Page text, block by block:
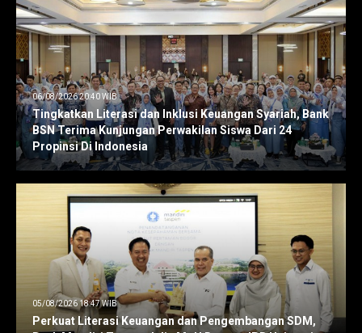
06/08/2026 20:40 WIB
Tingkatkan Literasi dan Inklusi Keuangan Syariah, Bank
BSN Terima Kunjungan Perwakilan Siswa Dari 24
Propinsi Di Indonesia
05/08/2026 18:47 WIB
Perkuat Literasi Keuangan dan Pengembangan SDM,